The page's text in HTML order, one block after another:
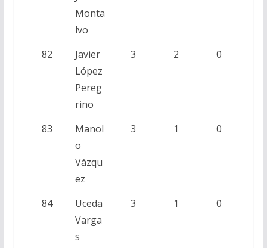
Monta
lvo
82
Javier
López
Pereg
rino
3 2 0
83
Manol
o
Vázqu
ez
3 1 0
84
Uceda
Varga
s
3 1 0